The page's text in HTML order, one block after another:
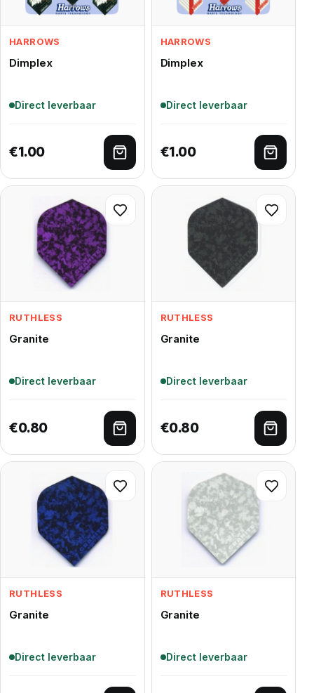
HARROWS
Dimplex
Direct leverbaar
€1.00
Toevoegen aan winkelwagen
HARROWS
Dimplex
Direct leverbaar
€1.00
RUTHLESS
Granite
Direct leverbaar
€0.80
Toevoegen aan winkelwagen
RUTHLESS
Granite
Direct leverbaar
€0.80
RUTHLESS
Granite
Direct leverbaar
RUTHLESS
Granite
Direct leverbaar